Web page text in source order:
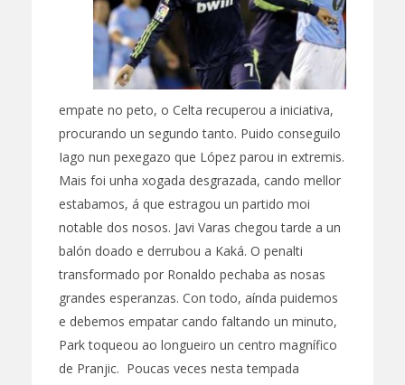
empate no peto, o Celta recuperou a iniciativa,
procurando un segundo tanto. Puido conseguilo
Iago nun pexegazo que López parou in extremis.
Mais foi unha xogada desgrazada, cando mellor
estabamos, á que estragou un partido moi
notable dos nosos. Javi Varas chegou tarde a un
balón doado e derrubou a Kaká. O penalti
transformado por Ronaldo pechaba as nosas
grandes esperanzas. Con todo, aínda puidemos
e debemos empatar cando faltando un minuto,
Park toqueou ao longueiro un centro magnífico
de Pranjic. Poucas veces nesta tempada